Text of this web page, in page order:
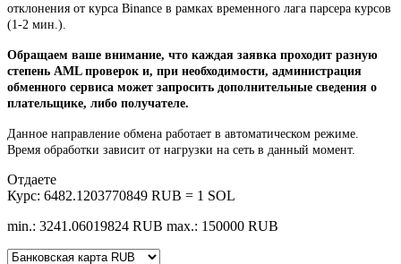
отклонения от курса Binance в рамках временного лага парсера курсов
(1-2 мин.).
Обращаем ваше внимание, что каждая заявка проходит разную
степень AML проверок и, при необходимости, администрация
обменного сервиса может запросить дополнительные сведения о
плательщике, либо получателе.
Данное направление обмена работает в автоматическом режиме.
Время обработки зависит от нагрузки на сеть в данный момент.
Отдаете
Курс: 6482.1203770849 RUB = 1 SOL
min.: 3241.06019824 RUB max.: 150000 RUB